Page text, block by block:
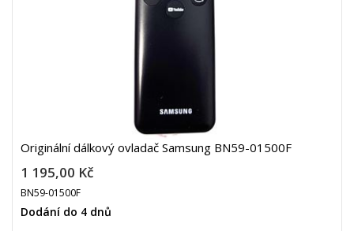
Originální dálkový ovladač Samsung BN59-01500F
1 195,00 Kč
BN59-01500F
Dodání do 4 dnů